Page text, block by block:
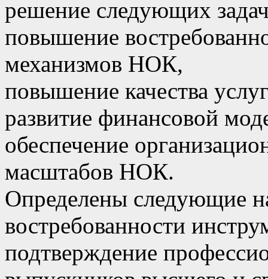
решение следующих
повышение
механизмов НОК,
повышение качества
развитие финансовой
обеспечение
масштабов НОК.
Определены следующие
востребованности
подтверждение